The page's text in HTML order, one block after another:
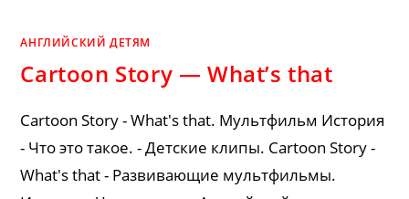
АНГЛИЙСКИЙ ДЕТЯМ
Cartoon Story — What’s that
Cartoon Story - What's that. Мультфильм История
- Что это такое. - Детские клипы. Cartoon Story -
What's that - Развивающие мультфильмы.